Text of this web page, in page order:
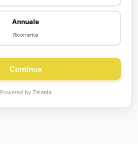
Annuale
Ricorrente
Continua
Powered by Zelania